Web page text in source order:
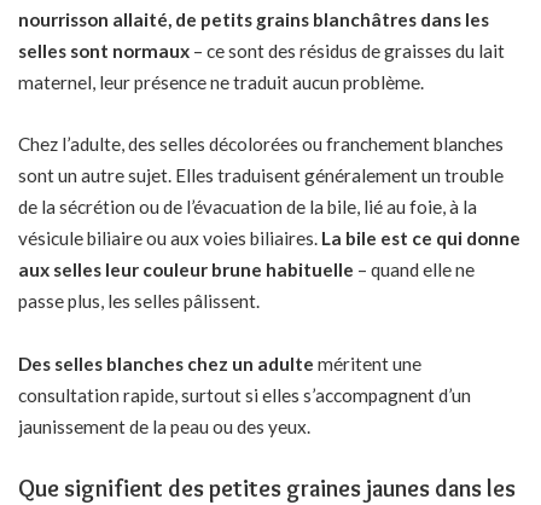
nourrisson allaité, de petits grains blanchâtres dans les
selles sont normaux – ce sont des résidus de graisses du lait
maternel, leur présence ne traduit aucun problème.
Chez l’adulte, des selles décolorées ou franchement blanches
sont un autre sujet. Elles traduisent généralement un trouble
de la sécrétion ou de l’évacuation de la bile, lié au foie, à la
vésicule biliaire ou aux voies biliaires. La bile est ce qui donne
aux selles leur couleur brune habituelle – quand elle ne
passe plus, les selles pâlissent.
Des selles blanches chez un adulte méritent une
consultation rapide, surtout si elles s’accompagnent d’un
jaunissement de la peau ou des yeux.
Que signifient des petites graines jaunes dans les